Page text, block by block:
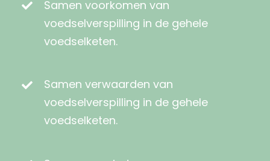
Samen voorkomen van
voedselverspilling in de gehele
voedselketen.
Samen verwaarden van
voedselverspilling in de gehele
voedselketen.